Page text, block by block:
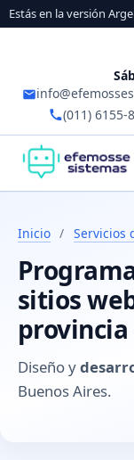
Estás en la versión
(011) 6155-
Inicio / Servicios
sitios
provincia
Diseño y
Buenos Aires.